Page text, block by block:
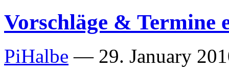
Vorschläge & Termine
PiHalbe — 29. January